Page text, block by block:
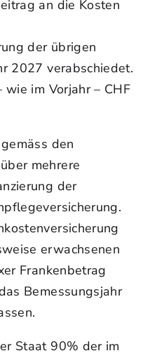
an die Kosten
der übrigen
2027 verabschiedet.
im Vorjahr – CHF
den
mehrere
der
erwachsenen
Frankenbetrag
Bemessungsjahr
Staat 90% der im